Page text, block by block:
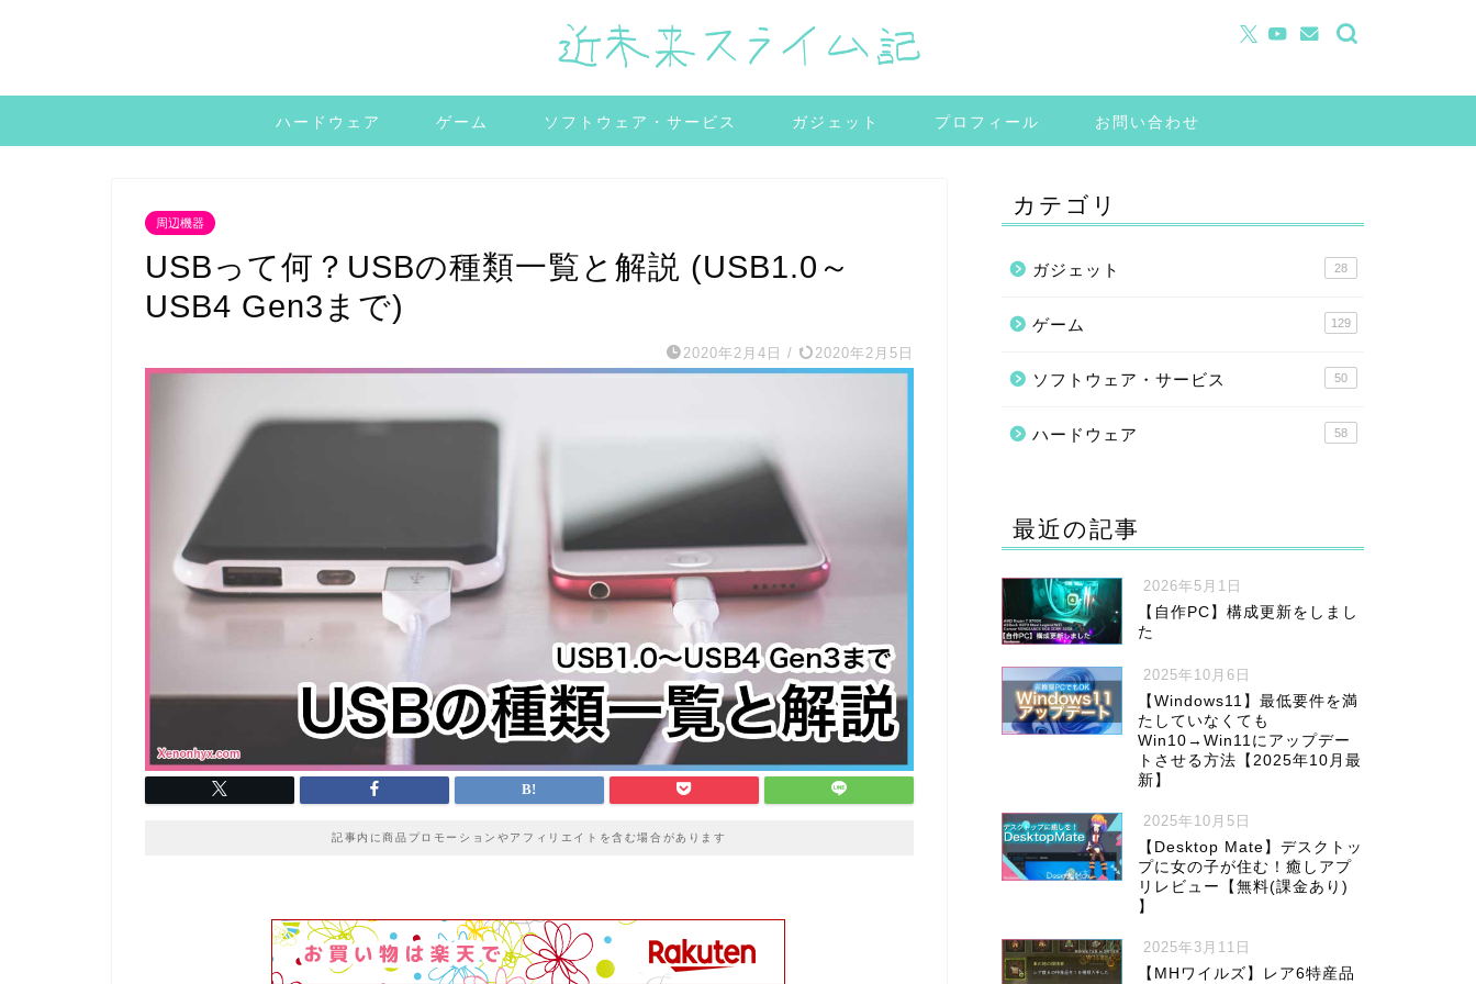
ハードウェア ゲーム ソフトウェア・サービス ガジェット プロフィール お問い合わせ
周辺機器
USBって何？USBの種類一覧と解説 (USB1.0～
USB4 Gen3まで)
2020年2月4日 / 2020年2月5日
記事内に商品プロモーションやアフィリエイトを含む場合があります
カテゴリ
ガジェット 28
ゲーム 129
ソフトウェア・サービス 50
ハードウェア 58
最近の記事
2026年5月1日
【自作PC】構成更新をしまし
た
2025年10月6日
【Windows11】最低要件を満
たしていなくても
Win10→Win11にアップデー
トさせる方法【2025年10月最
新】
2025年10月5日
【Desktop Mate】デスクトッ
プに女の子が住む！癒しアプ
リレビュー【無料(課金あり)
】
2025年3月11日
【MHワイルズ】レア6特産品